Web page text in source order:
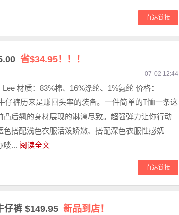
直达链接
省$34.95！！！
07-02 12:44
材质：83%棉、16%涤纶、1%氨纶 价格：
仔裤历来是赚回头率的装备。一件简单的T恤一条这
凸后翘的身材展现的淋漓尽致。超强弹力让你行动
色搭配浅色衣服活泼娇嫩、搭配深色衣服性感妩
喽... 阅读全文
直达链接
仔裤 $149.95 新品到店！